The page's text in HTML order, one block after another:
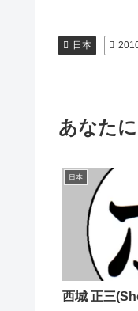
日本
あなた
日本
西城 正三